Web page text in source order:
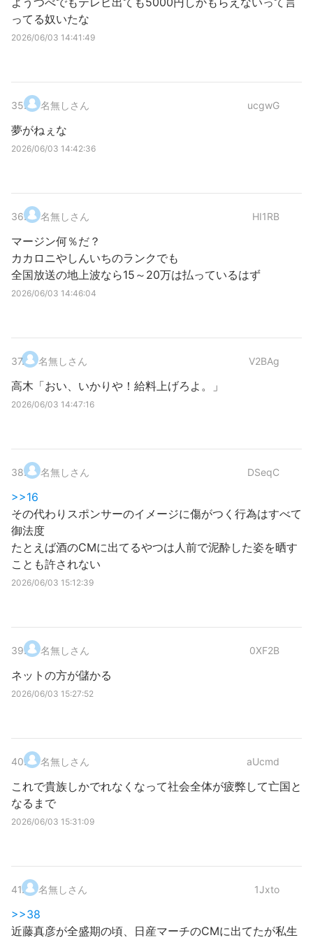
ってる奴いたな
2026/06/03 14:41:49
35. 名無しさん ucgwG
夢がねぇな
2026/06/03 14:42:36
36. 名無しさん HI1RB
マージン何％だ？
カカロニやしんいちのランクでも
全国放送の地上波なら15～20万は払っているはず
2026/06/03 14:46:04
37. 名無しさん V2BAg
高木「おい、いかりや！給料上げろよ。」
2026/06/03 14:47:16
38. 名無しさん DSeqC
>>16
その代わりスポンサーのイメージに傷がつく行為はすべて
御法度
たとえば酒のCMに出てるやつは人前で泥酔した姿を晒す
ことも許されない
2026/06/03 15:12:39
39. 名無しさん 0XF2B
ネットの方が儲かる
2026/06/03 15:27:52
40. 名無しさん aUcmd
これで貴族しかでれなくなって社会全体が疲弊して亡国と
なるまで
2026/06/03 15:31:09
41. 名無しさん 1Jxto
>>38
近藤真彦が全盛期の頃、日産マーチのCMに出てたが私生